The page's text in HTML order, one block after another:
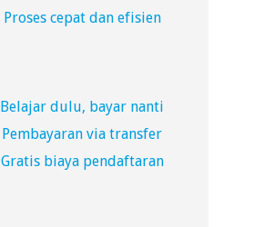
Proses cepat dan efisien
Belajar dulu, bayar nanti
Pembayaran via transfer
Gratis biaya pendaftaran